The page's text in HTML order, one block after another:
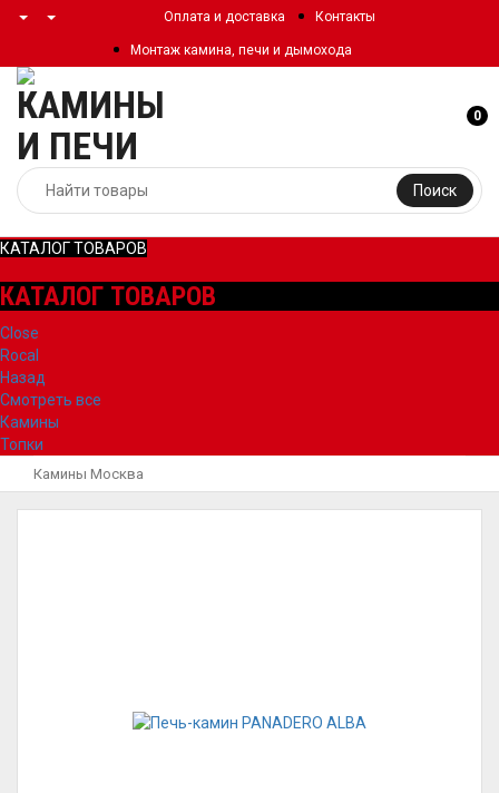
Оплата и доставка Контакты
Монтаж камина, печи и дымохода
Поиск
0
КАТАЛОГ ТОВАРОВ
КАТАЛОГ ТОВАРОВ
Close
Rocal
Назад
Смотреть все
Камины
Топки
Камины Москва